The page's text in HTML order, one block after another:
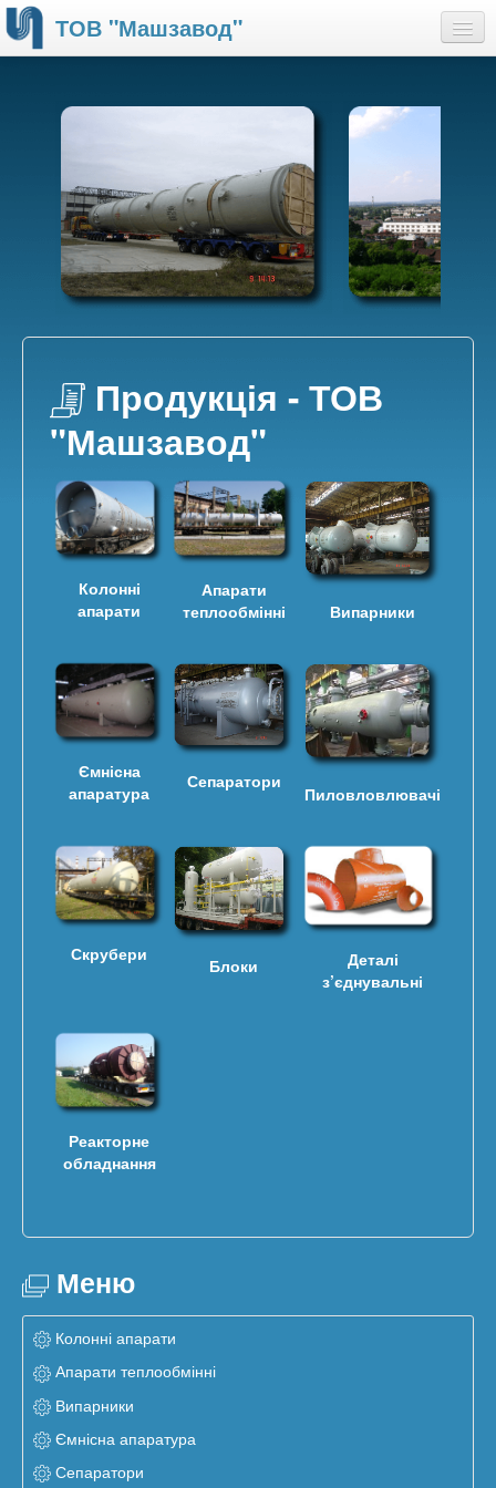
ТОВ "Машзавод"
Продукція
Сертифікати
Наші партнери
Контакти
Продукція - ТОВ
"Машзавод"
Колонні
апарати
Апарати
теплообмінні
Випарники
Ємнісна
апаратура
Сепаратори
Пиловловлювачі
Скрубери
Блоки
Деталі
з’єднувальні
Реакторне
обладнання
Меню
Колонні апарати
Апарати теплообмінні
Випарники
Ємнісна апаратура
Сепаратори